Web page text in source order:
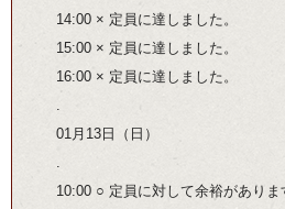
14:00 × 定員に達しました。
15:00 × 定員に達しました。
16:00 × 定員に達しました。
.
01月13日（日）
.
10:00 ○ 定員に対して余裕がありま